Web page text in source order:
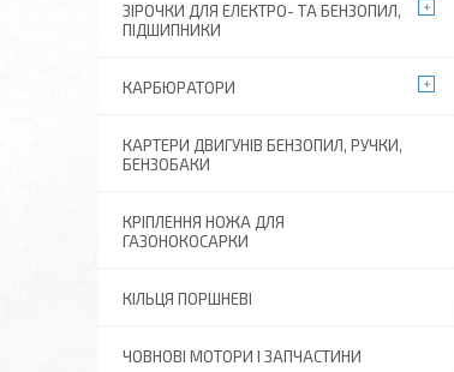
ЗІРОЧКИ ДЛЯ ЕЛЕКТРО- ТА БЕНЗОПИЛ,
ПІДШИПНИКИ
КАРБЮРАТОРИ
КАРТЕРИ ДВИГУНІВ БЕНЗОПИЛ, РУЧКИ,
БЕНЗОБАКИ
КРІПЛЕННЯ НОЖА ДЛЯ
ГАЗОНОКОСАРКИ
КІЛЬЦЯ ПОРШНЕВІ
ЧОВНОВІ МОТОРИ І ЗАПЧАСТИНИ